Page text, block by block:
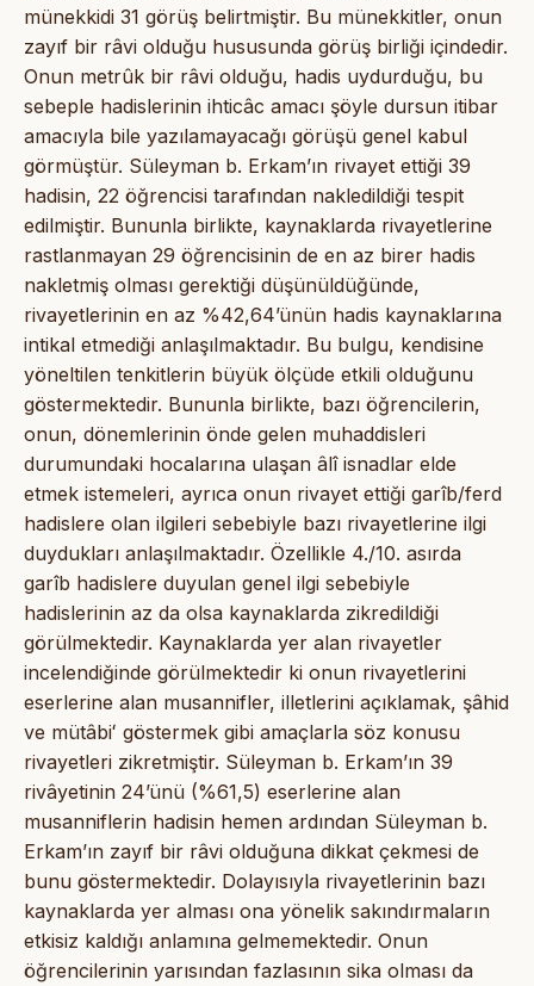
münekkidi 31 görüş belirtmiştir. Bu münekkitler, onun
zayıf bir râvi olduğu hususunda görüş birliği içindedir.
Onun metrûk bir râvi olduğu, hadis uydurduğu, bu
sebeple hadislerinin ihticâc amacı şöyle dursun itibar
amacıyla bile yazılamayacağı görüşü genel kabul
görmüştür. Süleyman b. Erkam’ın rivayet ettiği 39
hadisin, 22 öğrencisi tarafından nakledildiği tespit
edilmiştir. Bununla birlikte, kaynaklarda rivayetlerine
rastlanmayan 29 öğrencisinin de en az birer hadis
nakletmiş olması gerektiği düşünüldüğünde,
rivayetlerinin en az %42,64’ünün hadis kaynaklarına
intikal etmediği anlaşılmaktadır. Bu bulgu, kendisine
yöneltilen tenkitlerin büyük ölçüde etkili olduğunu
göstermektedir. Bununla birlikte, bazı öğrencilerin,
onun, dönemlerinin önde gelen muhaddisleri
durumundaki hocalarına ulaşan âlî isnadlar elde
etmek istemeleri, ayrıca onun rivayet ettiği garîb/ferd
hadislere olan ilgileri sebebiyle bazı rivayetlerine ilgi
duydukları anlaşılmaktadır. Özellikle 4./10. asırda
garîb hadislere duyulan genel ilgi sebebiyle
hadislerinin az da olsa kaynaklarda zikredildiği
görülmektedir. Kaynaklarda yer alan rivayetler
incelendiğinde görülmektedir ki onun rivayetlerini
eserlerine alan musannifler, illetlerini açıklamak, şâhid
ve mütâbiʻ göstermek gibi amaçlarla söz konusu
rivayetleri zikretmiştir. Süleyman b. Erkam’ın 39
rivâyetinin 24’ünü (%61,5) eserlerine alan
musanniflerin hadisin hemen ardından Süleyman b.
Erkam’ın zayıf bir râvi olduğuna dikkat çekmesi de
bunu göstermektedir. Dolayısıyla rivayetlerinin bazı
kaynaklarda yer alması ona yönelik sakındırmaların
etkisiz kaldığı anlamına gelmemektedir. Onun
öğrencilerinin yarısından fazlasının sika olması da